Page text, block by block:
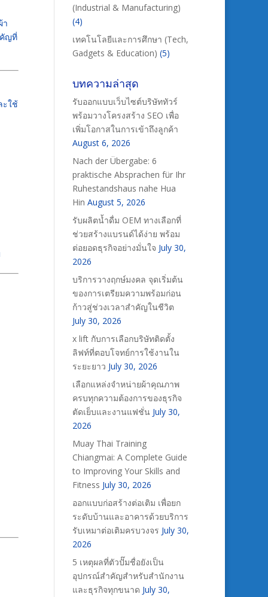
า
คัญที่
ะใช้
(Industrial & Manufacturing)
(4)
เทคโนโลยีและการศึกษา (Tech,
Gadgets & Education) (5)
บทความล่าสุด
รับออกแบบเว็บไซต์บริษัททัวร์
พร้อมวางโครงสร้าง SEO เพื่อ
เพิ่มโอกาสในการเข้าถึงลูกค้า
August 6, 2026
Nach der Übergabe: 6
praktische Absprachen für Ihr
Ruhestandshaus nahe Hua
Hin August 5, 2026
รับผลิตน้ำดื่ม OEM ทางเลือกที่
ช่วยสร้างแบรนด์ได้ง่าย พร้อม
ต่อยอดธุรกิจอย่างมั่นใจ July 30,
2026
บริการวางฤกษ์มงคล จุดเริ่มต้น
ของการเตรียมความพร้อมก่อน
ก้าวสู่ช่วงเวลาสำคัญในชีวิต
July 30, 2026
x lift กับการเลือกบริษัทติดตั้ง
ลิฟท์ที่ตอบโจทย์การใช้งานใน
ระยะยาว July 30, 2026
เลือกแหล่งจำหน่ายผ้าคุณภาพ
ครบทุกความต้องการของธุรกิจ
ตัดเย็บและงานแฟชั่น July 30,
2026
Muay Thai Training
Chiangmai: A Complete Guide
to Improving Your Skills and
Fitness July 30, 2026
ออกแบบก่อสร้างต่อเติม เพื่อยก
ระดับบ้านและอาคารด้วยบริการ
รับเหมาต่อเติมครบวงจร July 30,
2026
5 เหตุผลที่ตัวปั๊มชื่อยังเป็น
อุปกรณ์สำคัญสำหรับสำนักงาน
และธุรกิจทุกขนาด July 30,